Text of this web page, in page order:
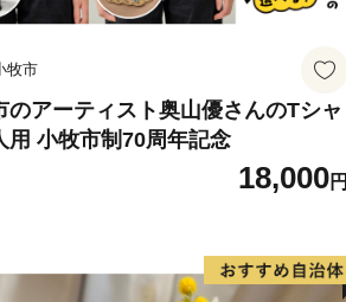
牧市
のアーティスト奥山優さんのTシャ
用 小牧市制70周年記念
18,000円